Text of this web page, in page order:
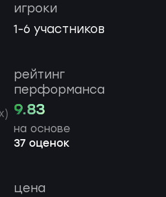
игроки
1-6 участников
рейтинг
перформанса
9.83
на основе
37 оценок
цена